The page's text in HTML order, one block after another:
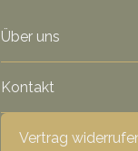
Über uns
Kontakt
Vertrag